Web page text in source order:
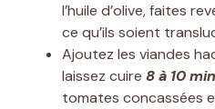
l’huile d’olive, faites
ce qu’ils soient
Ajoutez les viandes
laissez cuire 8 à 10
tomates concassées